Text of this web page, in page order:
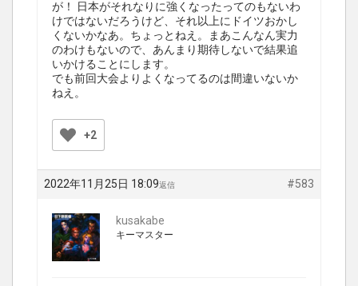
が！ 日本がそれなりに強くなったってのもないわ
けではないだろうけど、それ以上にドイツおかし
くないかなあ。ちょっとねえ。まあこんなん実力
のわけもないので、あんまり期待しないで結果追
いかけることにします。
でも前回大会よりよくなってるのは間違いないか
ねえ。
+2
2022年11月25日 18:09 #583
返信
kusakabe
キーマスター